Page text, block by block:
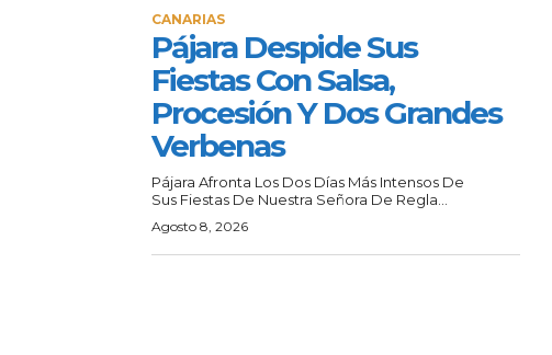
CANARIAS
Pájara Despide Sus
Fiestas Con Salsa,
Procesión Y Dos Grandes
Verbenas
Pájara Afronta Los Dos Días Más Intensos De
Sus Fiestas De Nuestra Señora De Regla...
Agosto 8, 2026